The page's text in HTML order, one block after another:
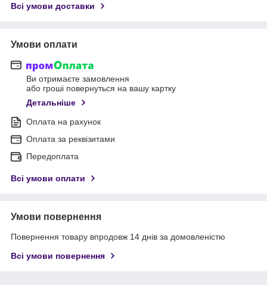
Всі умови доставки
Умови оплати
Ви отримаєте замовлення
або гроші повернуться на вашу картку
Детальніше
Оплата на рахунок
Оплата за реквізитами
Передоплата
Всі умови оплати
Умови повернення
Повернення товару впродовж 14 днів за домовленістю
Всі умови повернення